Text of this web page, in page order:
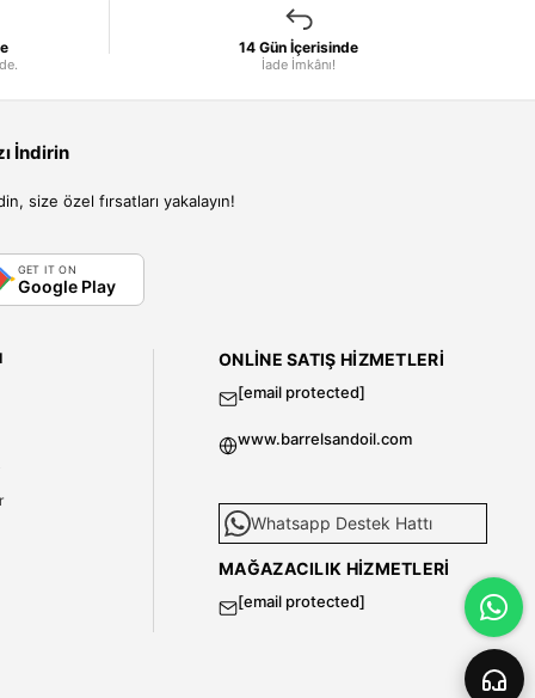
14 Gün İçerisinde
İade İmkânı!
İndirin
size özel fırsatları yakalayın!
GET IT ON
Google Play
ONLINE SATIŞ HIZMETLERI
[email protected]
www.barrelsandoil.com
Whatsapp Destek Hattı
MAĞAZACILIK HIZMETLERI
[email protected]